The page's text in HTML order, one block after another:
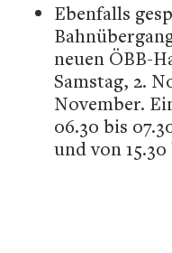
Ebenfalls
neuen ÖBB-
Samstag, 2.
November.
06.30 bis
und von